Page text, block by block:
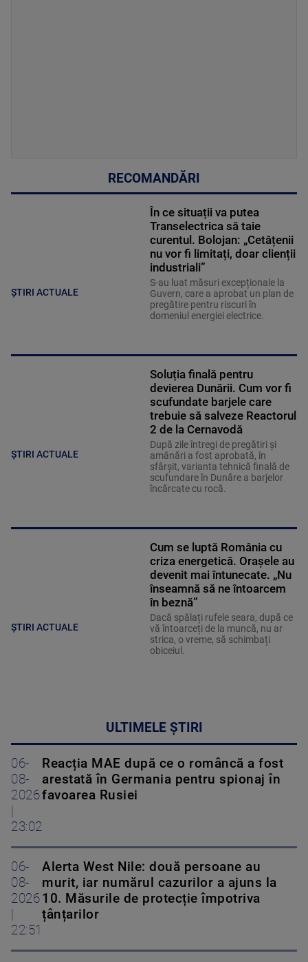
RECOMANDĂRI
ȘTIRI ACTUALE
În ce situații va putea
Transelectrica să taie
curentul. Bolojan: „Cetățenii
nu vor fi limitați, doar clienții
industriali”
S-au luat măsuri excepționale la
Guvern, care a aprobat un plan de
pregătire pentru riscuri în
domeniul energiei electrice.
ȘTIRI ACTUALE
Soluția finală pentru
devierea Dunării. Cum vor fi
scufundate barjele care
trebuie să salveze Reactorul
2 de la Cernavodă
După zile întregi de pregătiri și
amânări a fost aprobată, în
sfârșit, varianta tehnică finală de
scufundare în Dunăre a barjelor
încărcate cu rocă.
ȘTIRI ACTUALE
Cum se luptă România cu
criza energetică. Orașele au
devenit mai întunecate. „Nu
înseamnă să ne întoarcem
în beznă”
Dacă spălați rufele seara, după ce
vă întoarceți de la muncă, nu ar
strica, o vreme, să schimbați
obiceiul.
ULTIMELE ȘTIRI
06-
08-
2026
23:02
Reacția MAE după ce o româncă a fost
arestată în Germania pentru spionaj în
favoarea Rusiei
06-
08-
2026
22:51
Alerta West Nile: două persoane au
murit, iar numărul cazurilor a ajuns la
10. Măsurile de protecție împotriva
țânțarilor